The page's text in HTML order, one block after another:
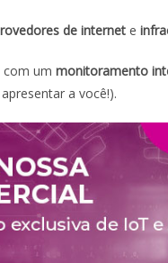
de internet e
com um monitoramento
a você!).